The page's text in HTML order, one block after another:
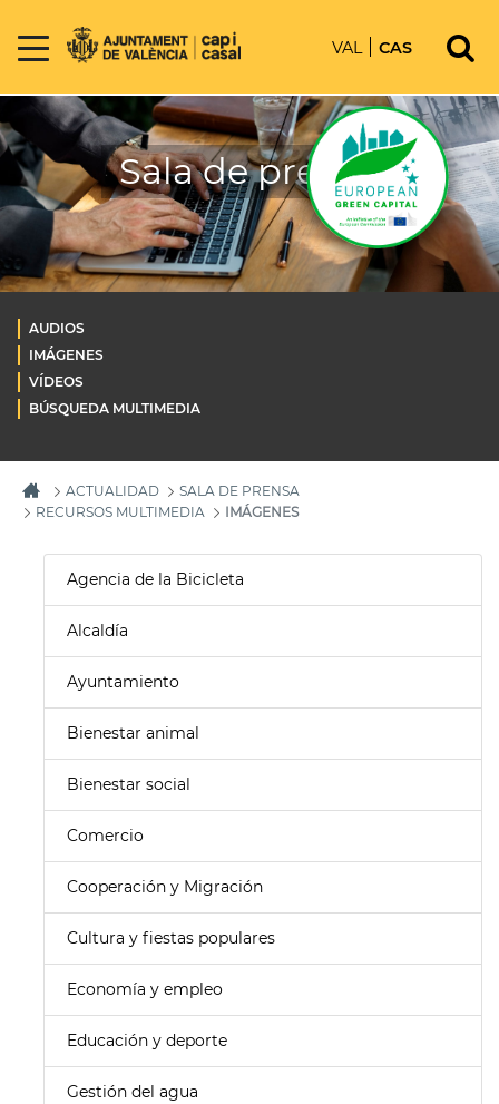
VAL CAS
Sala de prensa
AUDIOS
IMÁGENES
VÍDEOS
BÚSQUEDA MULTIMEDIA
ACTUALIDAD
SALA DE PRENSA
RECURSOS MULTIMEDIA
IMÁGENES
Agencia de la Bicicleta
Alcaldía
Ayuntamiento
Bienestar animal
Bienestar social
Comercio
Cooperación y Migración
Cultura y fiestas populares
Economía y empleo
Educación y deporte
Gestión del agua